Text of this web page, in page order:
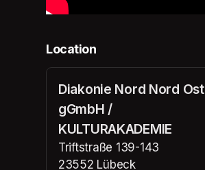
Location
Diakonie Nord Nord Ost
gGmbH /
KULTURAKADEMIE
Triftstraße 139-143
23552 Lübeck